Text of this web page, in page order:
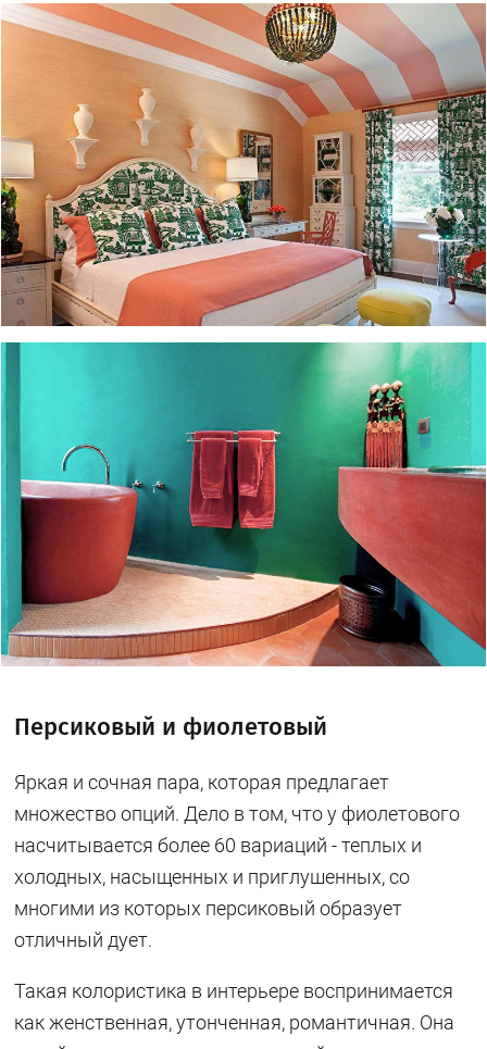
Персиковый и фиолетовый
Яркая и сочная пара, которая предлагает
множество опций. Дело в том, что у фиолетового
насчитывается более 60 вариаций - теплых и
холодных, насыщенных и приглушенных, со
многими из которых персиковый образует
отличный дует.
Такая колористика в интерьере воспринимается
как женственная, утонченная, романтичная. Она